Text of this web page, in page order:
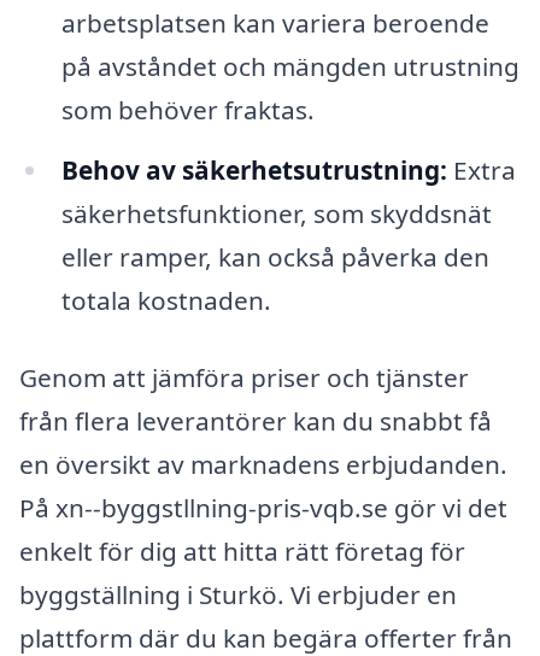
arbetsplatsen kan variera beroende
på avståndet och mängden utrustning
som behöver fraktas.
Behov av säkerhetsutrustning: Extra
säkerhetsfunktioner, som skyddsnät
eller ramper, kan också påverka den
totala kostnaden.
Genom att jämföra priser och tjänster
från flera leverantörer kan du snabbt få
en översikt av marknadens erbjudanden.
På xn--byggstllning-pris-vqb.se gör vi det
enkelt för dig att hitta rätt företag för
byggställning i Sturkö. Vi erbjuder en
plattform där du kan begära offerter från